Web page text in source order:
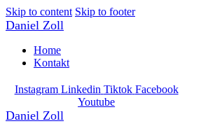
Skip to content Skip to footer
Daniel Zoll
Home
Kontakt
Instagram Linkedin Tiktok Facebook
Youtube
Daniel Zoll